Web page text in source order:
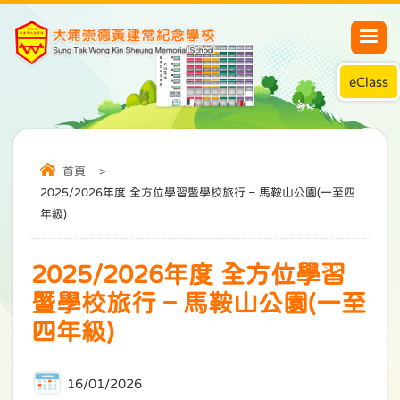
eClass
首頁
>
2025/2026年度 全方位學習暨學校旅行 – 馬鞍山公園(一至四
年級)
2025/2026年度 全方位學習
暨學校旅行 – 馬鞍山公園(一至
四年級)
16/01/2026